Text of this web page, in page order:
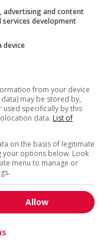
Construction / Manutention
Ingénierie / Sciences
Ressources humaines
Vente / Service à la clientèle
advertising and content
services development
device
from your device
may be stored by,
used specifically by this
data. List of
on the basis of legitimate
your options below. Look
menu to manage or
Allow